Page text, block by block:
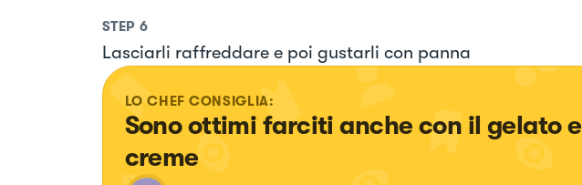
STEP 6
Lasciarli raffreddare e poi gustarli con panna
LO CHEF CONSIGLIA:
Sono ottimi farciti anche con il gelato e
creme